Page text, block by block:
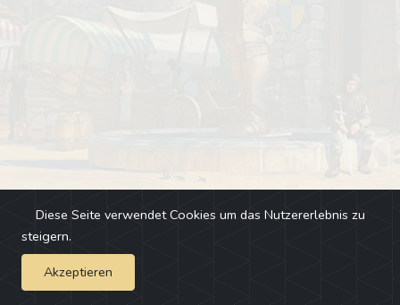
Impressum - Changelog
Diese Seite verwendet Cookies um das Nutzererlebnis zu
steigern.
Akzeptieren